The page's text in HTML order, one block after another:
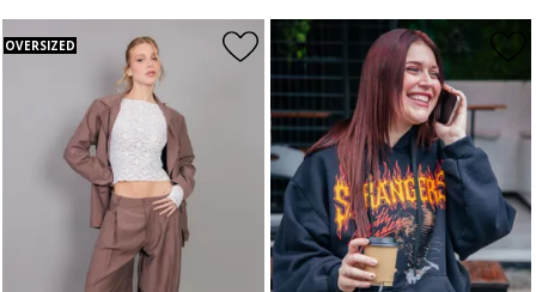
OVERSIZED